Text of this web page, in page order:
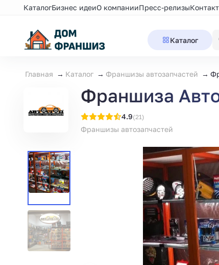
КаталогБизнес идеиО компанииПресс-релизы
Каталог
Главная Каталог Франшизы автозапчастей
Франшиза
4.9(21)
Франшизы автозапчастей